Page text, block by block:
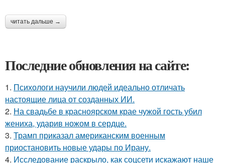
читать дальше →
Последние обновления на сайте:
1. Психологи научили людей идеально отличать
настоящие лица от созданных ИИ.
2. На свадьбе в красноярском крае чужой гость убил
жениха, ударив ножом в сердце.
3. Трамп приказал американским военным
приостановить новые удары по Ирану.
4. Исследование раскрыло, как соцсети искажают наше